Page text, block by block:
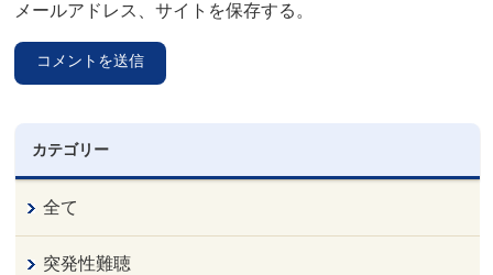
メールアドレス、サイトを保存する。
カテゴリー
全て
突発性難聴